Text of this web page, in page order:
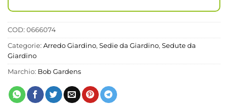
COD: 0666074
Categorie: Arredo Giardino, Sedie da Giardino, Sedute da
Giardino
Marchio: Bob Gardens